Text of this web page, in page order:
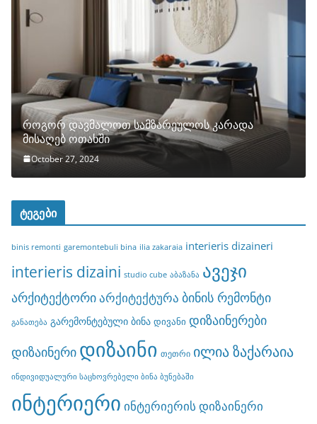
როგორ დავმალოთ სამზარეულოს კარადა
მისაღებ ოთახში
October 27, 2024
ტეგები
binis remonti garemontebuli bina ilia zakaraia interieris dizaineri
interieris dizaini studio cube აბაზანა ავეჯი
არქიტექტორიარქიტექტურა ბინის რემონტი
განათება გარემონტებული ბინა დივანი დიზაინერები
დიზაინერი დიზაინი თეთრი ილია ზაქარაია
ინდივიდუალური საცხოვრებელი ბინა ბუნებაში
ინტერიერი ინტერიერის დიზაინერი